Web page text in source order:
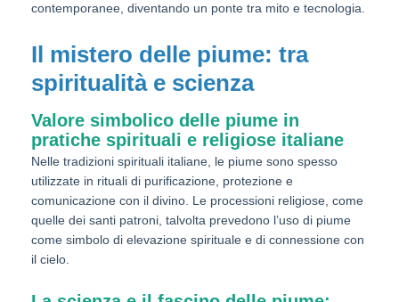
contemporanee, diventando un ponte tra mito e tecnologia.
Il mistero delle piume: tra
spiritualità e scienza
Valore simbolico delle piume in
pratiche spirituali e religiose italiane
Nelle tradizioni spirituali italiane, le piume sono spesso
utilizzate in rituali di purificazione, protezione e
comunicazione con il divino. Le processioni religiose, come
quelle dei santi patroni, talvolta prevedono l’uso di piume
come simbolo di elevazione spirituale e di connessione con
il cielo.